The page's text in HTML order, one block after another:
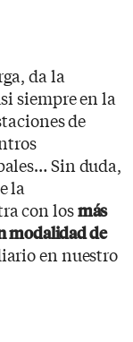
da la
siempre en la
de
Sin duda,
la
con losmás
modalidad de
en nuestro